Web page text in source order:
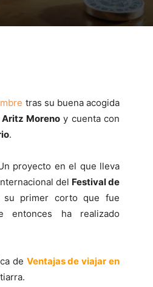
tras su buena acogida
Aritz Moreno y cuenta con
.
proyecto en el que lleva
del Festival de
primer corto que fue
entonces ha realizado
de Ventajas de viajar en